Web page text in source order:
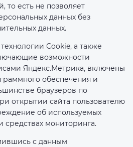
то есть не позволяет
данных без
данных.
Сookie, а также
возможности
Яндекс.Метрика, включены
обеспечения и
браузеров по
открытии сайта пользователю
об используемых
средствах мониторинга.
с данным